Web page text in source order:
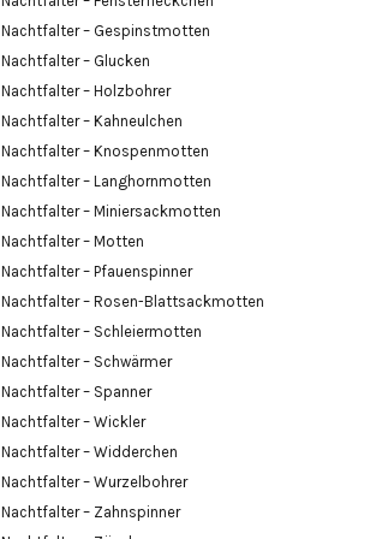
Nachtfalter – Gespinstmotten
Nachtfalter – Glucken
Nachtfalter – Holzbohrer
Nachtfalter – Kahneulchen
Nachtfalter – Knospenmotten
Nachtfalter – Langhornmotten
Nachtfalter – Miniersackmotten
Nachtfalter – Motten
Nachtfalter – Pfauenspinner
Nachtfalter – Rosen-Blattsackmotten
Nachtfalter – Schleiermotten
Nachtfalter – Schwärmer
Nachtfalter – Spanner
Nachtfalter – Wickler
Nachtfalter – Widderchen
Nachtfalter – Wurzelbohrer
Nachtfalter – Zahnspinner